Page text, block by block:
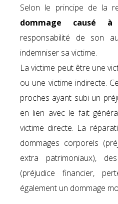
Selon le principe de la
dommage causé
responsabilité de son
indemniser sa victime.
La victime peut être une
ou une victime indirecte.
proches ayant subi un
en lien avec le fait
victime directe. La
dommages corporels
extra patrimoniaux),
(préjudice financier,
également un dommage